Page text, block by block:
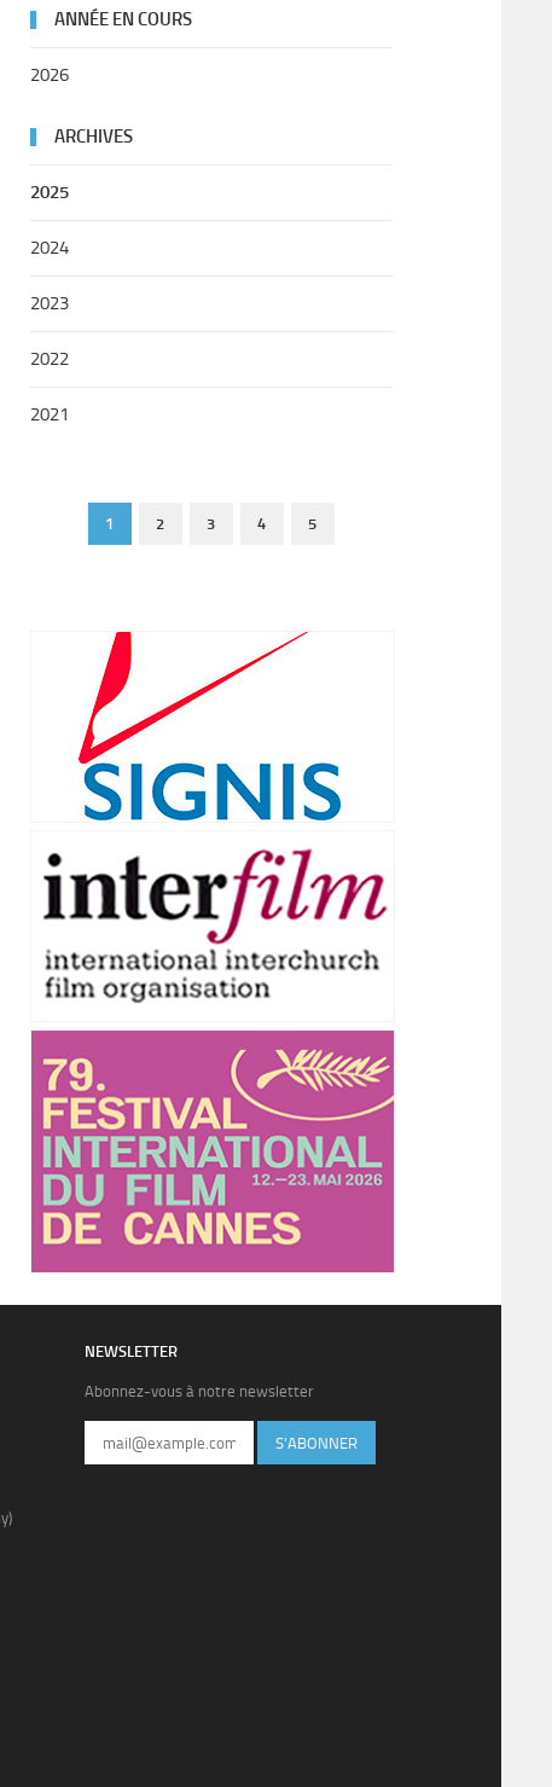
ANNÉE EN COURS
2026
ARCHIVES
2025
2024
2023
2022
2021
1 2 3 4 5
NEWSLETTER
Abonnez-vous à notre newsletter
S'ABONNER